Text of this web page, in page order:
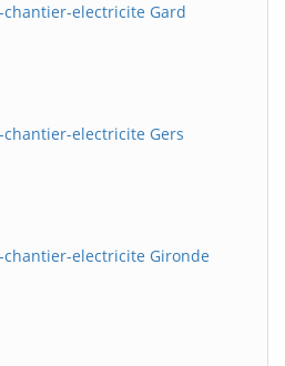
chantier-electricite Gard
electricite Gers
chantier-electricite Gironde